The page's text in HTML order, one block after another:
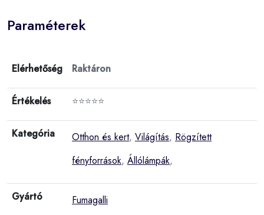
Paraméterek
Elérhetőség Raktáron
Értékelés ⭐⭐⭐⭐⭐
Kategória Otthon és kert, Világítás, Rögzített
fényforrások, Állólámpák,
Gyártó Fumagalli